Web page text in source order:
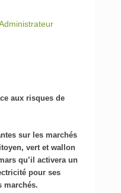
aux risques de
sur les marchés
vert et wallon
qu’il activera un
pour ses
marchés.